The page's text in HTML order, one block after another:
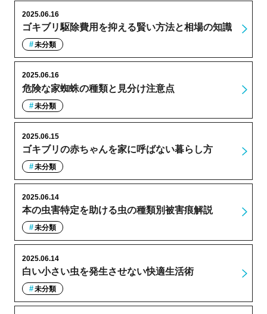
ゴキブリ駆除費用を抑える賢い方法と相場の知識
2025.06.16
未分類
危険な家蜘蛛の種類と見分け注意点
2025.06.16
未分類
ゴキブリの赤ちゃんを家に呼ばない暮らし方
2025.06.15
未分類
本の虫害特定を助ける虫の種類別被害痕解説
2025.06.14
未分類
白い小さい虫を発生させない快適生活術
2025.06.14
未分類